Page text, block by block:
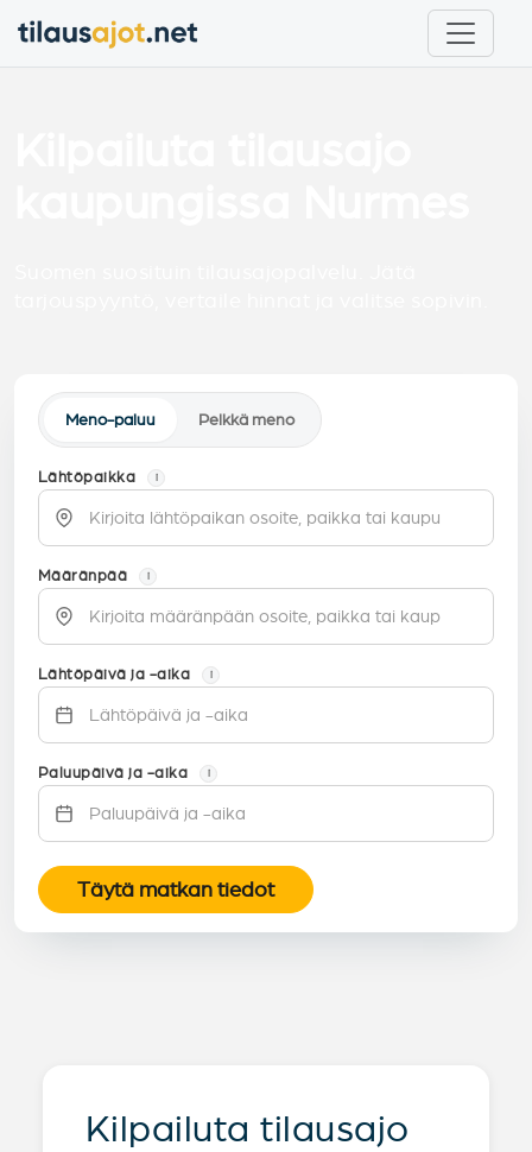
Meno-paluu Pelkkä meno
Lähtöpaikka i
Määränpää i
Lähtöpäivä ja -aika i
Paluupäivä ja -aika i
Täytä matkan tiedot
Kilpailuta tilausajo